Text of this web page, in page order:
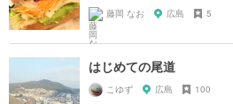
藤岡 なお 広島 5
はじめての尾道
こゆず 広島 100